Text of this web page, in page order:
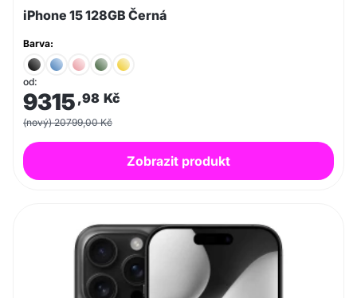
iPhone 15 128GB Černá
Barva:
od:
9315 ,98 Kč
(nový) 20799,00 Kč
Zobrazit produkt